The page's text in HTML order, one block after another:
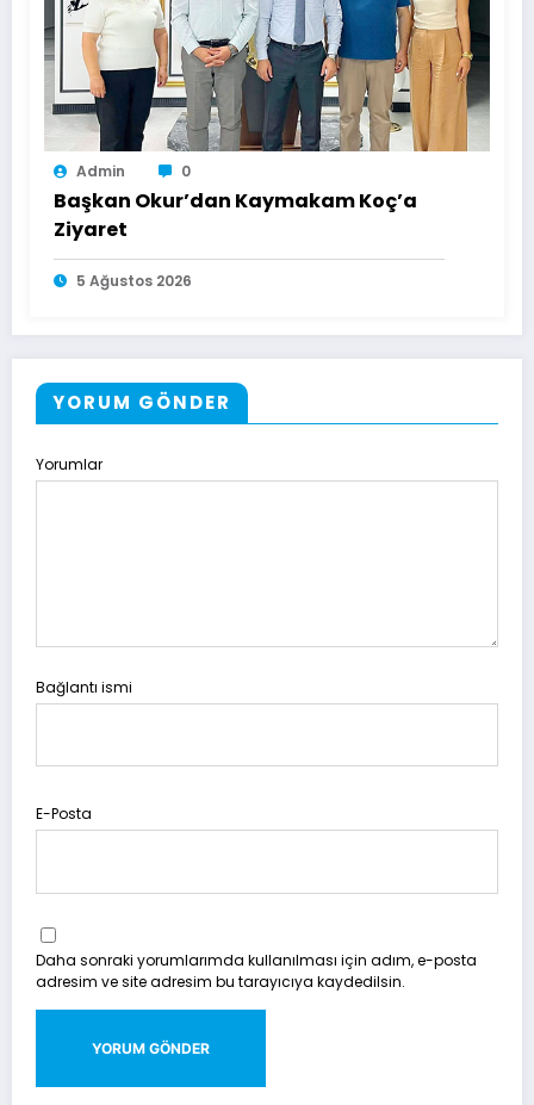
Admin 0
Başkan Okur’dan Kaymakam Koç’a
Ziyaret
5 Ağustos 2026
YORUM GÖNDER
Yorumlar
Bağlantı ismi
E-Posta
Daha sonraki yorumlarımda kullanılması için adım, e-posta
adresim ve site adresim bu tarayıcıya kaydedilsin.